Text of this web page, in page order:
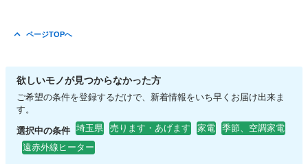
ページTOPへ
欲しいモノが見つからなかった方
ご希望の条件を登録するだけで、新着情報をいち早くお届け出来ま
す。
選択中の条件 埼玉県 売ります・あげます 家電
季節、空調家電
遠赤外線ヒーター